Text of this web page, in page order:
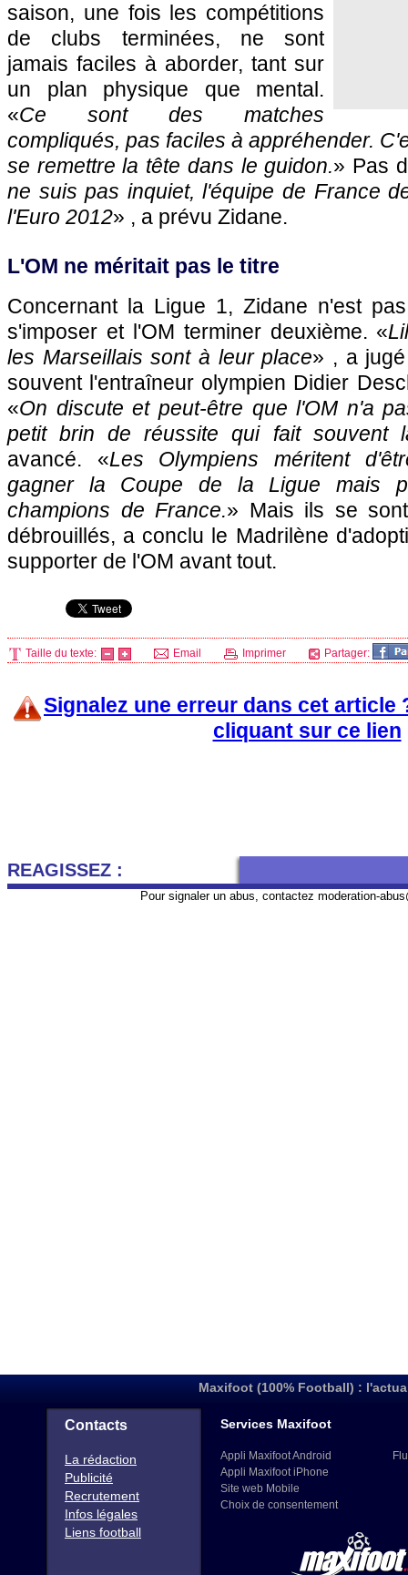
saison, une fois les compétitions
de clubs terminées, ne sont
jamais faciles à aborder, tant sur
un plan physique que mental.
«Ce sont des matches
compliqués, pas faciles à appréhender.
se remettre la tête dans le guidon.» Pas
ne suis pas inquiet, l'équipe de France
l'Euro 2012» , a prévu Zidane.
L'OM ne méritait pas le titre
Concernant la Ligue 1, Zidane n'est
s'imposer et l'OM terminer deuxième. «
les Marseillais sont à leur place» , a
souvent l'entraîneur olympien Didier
«On discute et peut-être quel'OM n'a
petit brin de réussite qui fait souvent
avancé. «Les Olympiens méritent
gagner la Coupe de la Ligue mais
champions de France.» Mais ils se
débrouillés, a conclu le Madrilène
supporter de l'OM avant tout.
Taille du texte: Email Imprimer Partager:
Signalez une erreur dans cet article
cliquant sur ce lien
REAGISSEZ :
Pour signaler un abus, contactez moderation-
Maxifoot (100% Football) :
Contacts
La rédaction
Publicité
Recrutement
Infos légales
Liens football
Services Maxifoot
Appli Maxifoot Android
Appli Maxifoot iPhone
Site web Mobile
Choix de consentement